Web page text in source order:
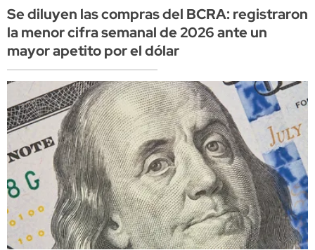
Se diluyen las compras del BCRA: registraron
la menor cifra semanal de 2026 ante un
mayor apetito por el dólar